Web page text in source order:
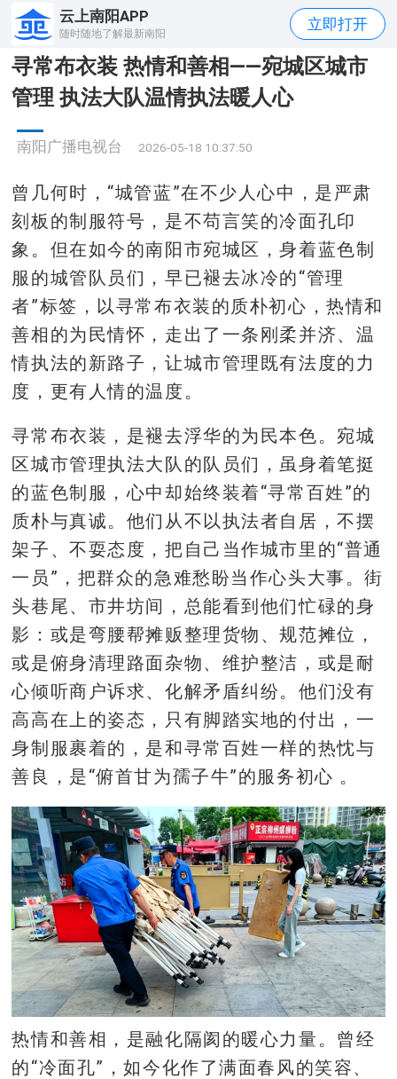
云上南阳APP
随时随地了解最新南阳
立即打开
寻常布衣装 热情和善相——宛城区城市
管理 执法大队温情执法暖人心
南阳广播电视台 2026-05-18 10:37:50
曾几何时，“城管蓝”在不少人心中，是严肃
刻板的制服符号，是不苟言笑的冷面孔印
象。但在如今的南阳市宛城区，身着蓝色制
服的城管队员们，早已褪去冰冷的“管理
者”标签，以寻常布衣装的质朴初心，热情和
善相的为民情怀，走出了一条刚柔并济、温
情执法的新路子，让城市管理既有法度的力
度，更有人情的温度。
寻常布衣装，是褪去浮华的为民本色。宛城
区城市管理执法大队的队员们，虽身着笔挺
的蓝色制服，心中却始终装着“寻常百姓”的
质朴与真诚。他们从不以执法者自居，不摆
架子、不耍态度，把自己当作城市里的“普通
一员”，把群众的急难愁盼当作心头大事。街
头巷尾、市井坊间，总能看到他们忙碌的身
影：或是弯腰帮摊贩整理货物、规范摊位，
或是俯身清理路面杂物、维护整洁，或是耐
心倾听商户诉求、化解矛盾纠纷。他们没有
高高在上的姿态，只有脚踏实地的付出，一
身制服裹着的，是和寻常百姓一样的热忱与
善良，是“俯首甘为孺子牛”的服务初心 。
热情和善相，是融化隔阂的暖心力量。曾经
的“冷面孔”，如今化作了满面春风的笑容、